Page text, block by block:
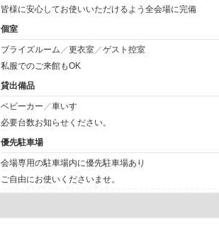
皆様に安心してお使いいただけるよう全会場に完備
個室
ブライズルーム 更衣室
ゲスト控室
私服でのご来館もOK
貸出備品
ベビーカー
車いす
必要台数お知らせください。
優先駐車場
会場専用の駐車場内に優先駐車場あり
ご自由にお使いくださいませ。